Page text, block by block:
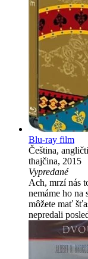
Blu-ray film
Čeština,
thajčina, 2015
Vypredané
Ach, mrzí nás
nemáme ho na
môžete mať
nepredali